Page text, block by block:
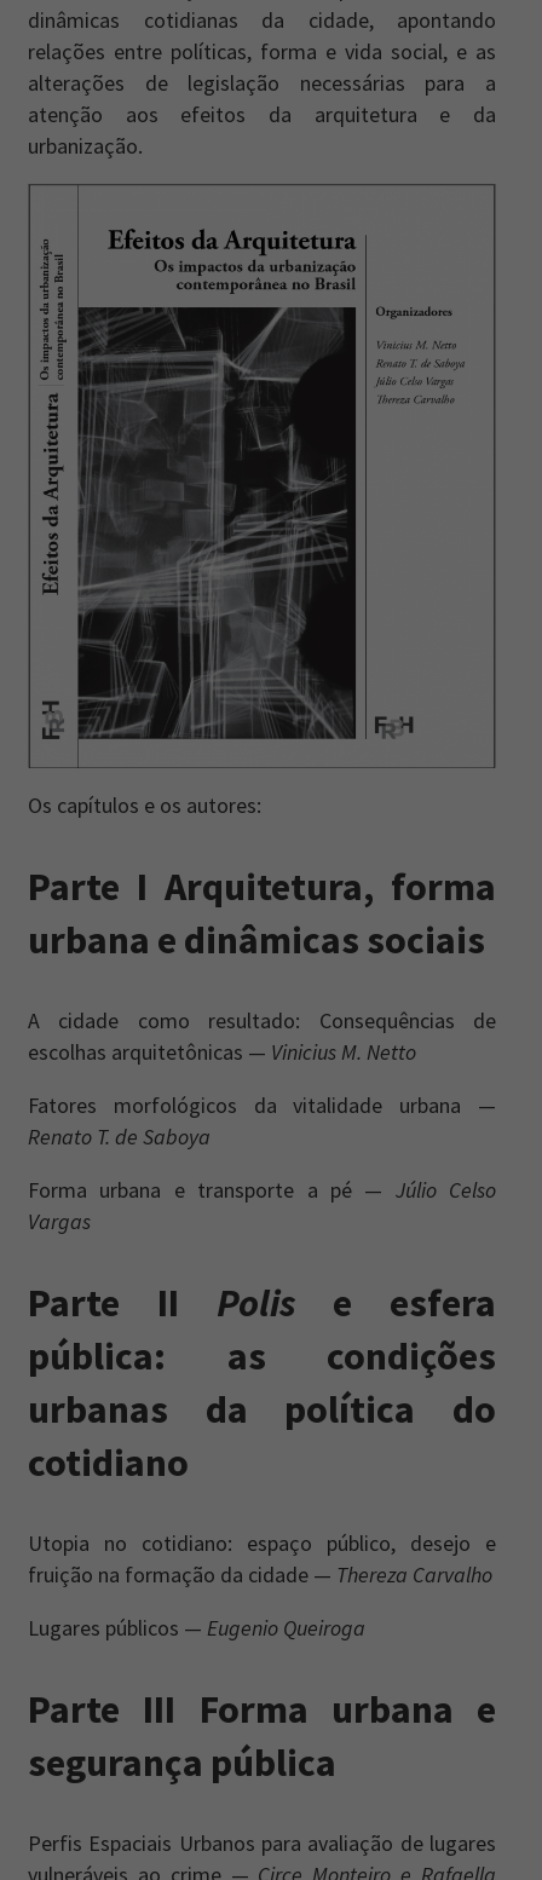
dinâmicas cotidianas da cidade, apontando
relações entre políticas, forma e vida social, e as
alterações de legislação necessárias para a
atenção aos efeitos da arquitetura e da
urbanização.
Os capítulos e os autores:
Parte I Arquitetura, forma
urbana e dinâmicas sociais
A cidade como resultado: Consequências de
escolhas arquitetônicas — Vinicius M. Netto
Fatores morfológicos da vitalidade urbana —
Renato T. de Saboya
Forma urbana e transporte a pé — Júlio Celso
Vargas
Parte II Polis e esfera
pública: as condições
urbanas da política do
cotidiano
Utopia no cotidiano: espaço público, desejo e
fruição na formação da cidade — Thereza Carvalho
Lugares públicos — Eugenio Queiroga
Parte III Forma urbana e
segurança pública
Perfis Espaciais Urbanos para avaliação de lugares
vulneráveis ao crime — Circe Monteiro e Rafaella